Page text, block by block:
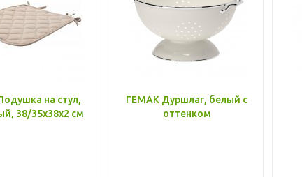
на стул,
38/35x38x2 см
ГЕМАК Дуршлаг, белый с
оттенком